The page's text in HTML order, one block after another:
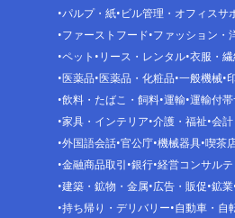
パルプ・紙 ビル管理・オフィスサ
ファーストフード ファッション・
ペット リース・レンタル 衣服・
医薬品 医薬品・化粧品 一般機械
飲料・たばこ・飼料 運輸 運輸付
家具・インテリア 介護・福祉 会
外国語会話 官公庁 機械器具 喫茶
金融商品取引 銀行 経営コンサル
建築・鉱物・金属 広告・販促 鉱業
持ち帰り・デリバリー 自動車・自